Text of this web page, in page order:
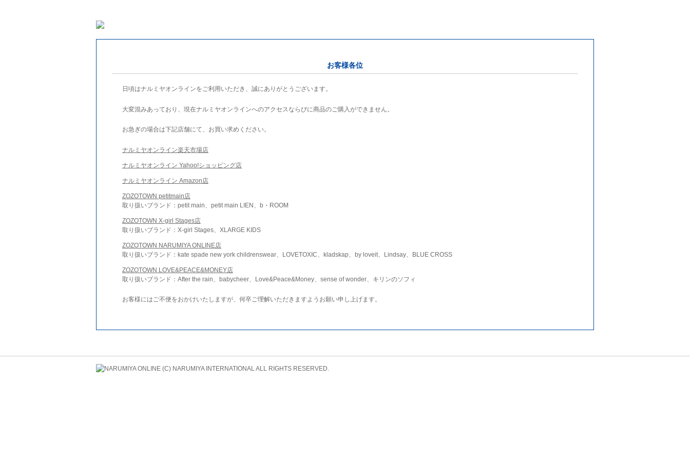
お客様各位
日頃はナルミヤオンラインをご利用いただき、誠にありがとうございます。
大変混みあっており、現在ナルミヤオンラインへのアクセスならびに商品のご購入ができません。
お急ぎの場合は下記店舗にて、お買い求めください。
ナルミヤオンライン楽天市場店
ナルミヤオンライン Yahoo!ショッピング店
ナルミヤオンライン Amazon店
ZOZOTOWN petitmain店
取り扱いブランド：petit main、petit main LIEN、b・ROOM
ZOZOTOWN X-girl Stages店
取り扱いブランド：X-girl Stages、XLARGE KIDS
ZOZOTOWN NARUMIYA ONLINE店
取り扱いブランド：kate spade new york childrenswear、LOVETOXIC、kladskap、by loveit、Lindsay、BLUE CROSS
ZOZOTOWN LOVE&PEACE&MONEY店
取り扱いブランド：After the rain、babycheer、Love&Peace&Money、sense of wonder、キリンのソフィ
お客様にはご不便をおかけいたしますが、何卒ご理解いただきますようお願い申し上げます。